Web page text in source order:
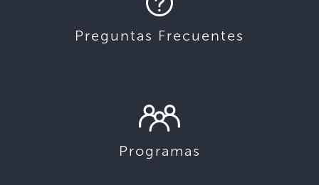
Preguntas Frecuentes
Programas